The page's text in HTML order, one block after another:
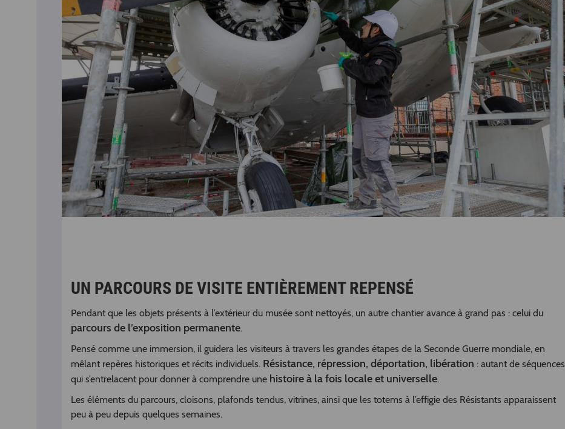
UN PARCOURS DE VISITE ENTIÈREMENT REPENSÉ
Pendant que les objets présents à l’extérieur du musée sont nettoyés, un autre chantier avance à grand pas : celui du
parcours de l’exposition permanente.
Pensé comme une immersion, il guidera les visiteurs à travers les grandes étapes de la Seconde Guerre mondiale, en
mêlant repères historiques et récits individuels. Résistance, répression, déportation, libération : autant de séquences
qui s’entrelacent pour donner à comprendre une histoire à la fois locale et universelle.
Les éléments du parcours, cloisons, plafonds tendus, vitrines, ainsi que les totems à l’effigie des Résistants apparaissent
peu à peu depuis quelques semaines.